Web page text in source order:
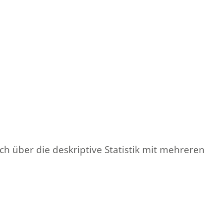
über die deskriptive Statistik mit mehreren